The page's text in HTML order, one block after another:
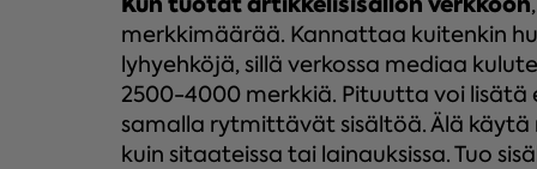
merkkimäärää. Kannattaa kuitenkin
lyhyehköjä, sillä verkossa mediaa
2500-4000 merkkiä. Pituutta voi lisätä
samalla rytmittävät sisältöä. Älä
kuin sitaateissa tai lainauksissa. Tuo